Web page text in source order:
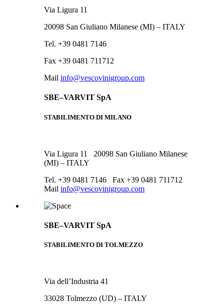
Via Ligura 11
20098 San Giuliano Milanese (MI) – ITALY
Tel. +39 0481 7146
Fax +39 0481 711712
Mail info@vescovinigroup.com
SBE–VARVIT SpA
STABILIMENTO DI MILANO
Via Ligura 11 20098 San Giuliano Milanese
(MI) – ITALY
Tel. +39 0481 7146 Fax +39 0481 711712
Mail info@vescovinigroup.com
SBE–VARVIT SpA
STABILIMENTO DI TOLMEZZO
Via dell’Industria 41
33028 Tolmezzo (UD) – ITALY